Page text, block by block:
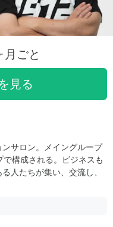
月ごと
見る
サロン。メイングループ
構成される。ビジネスも
人たちが集い、交流し、